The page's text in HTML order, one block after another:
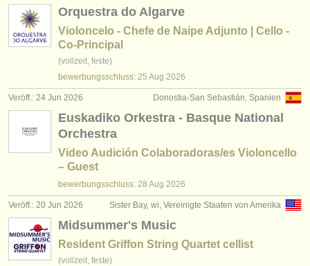
Orquestra do Algarve
Violoncelo - Chefe de Naipe Adjunto | Cello -
Co-Principal
(vollzeit, feste)
bewerbungsschluss: 25 Aug 2026
Donostia-San Sebastián, Spanien
Veröff.: 24 Jun 2026
Euskadiko Orkestra - Basque National
Orchestra
Video Audición Colaboradoras/es Violoncello
– Guest
bewerbungsschluss: 28 Aug 2026
Sister Bay, wi, Vereinigte Staaten von Amerika
Veröff.: 20 Jun 2026
Midsummer's Music
Resident Griffon String Quartet cellist
(vollzeit, feste)